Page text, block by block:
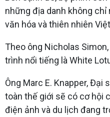
những địa danh không
văn hóa và thiên nhiên
Theo ông Nicholas
trình nổi tiếng là White
Ông Marc E. Knapper,
toàn thế giới sẽ có cơ hội
điện ảnh và du lịch đang